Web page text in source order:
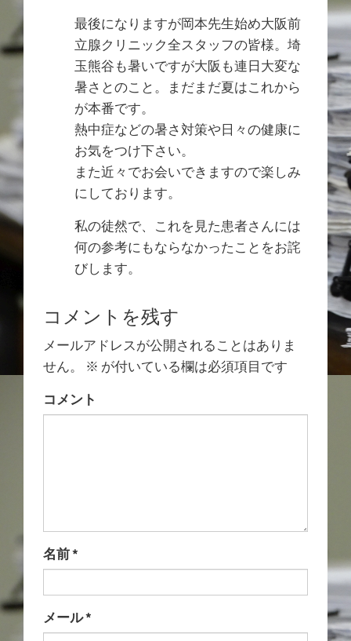
最後になりますが岡本先生始め大阪前
立腺クリニック全スタッフの皆様。埼
玉熊谷も暑いですが大阪も連日大変な
暑さとのこと。まだまだ夏はこれから
が本番です。
熱中症などの暑さ対策や日々の健康に
お気をつけ下さい。
また近々でお会いできますので楽しみ
にしております。
私の徒然で、これを見た患者さんには
何の参考にもならなかったことをお詫
びします。
コメントを残す
メールアドレスが公開されることはありま
せん。
※ が付いている欄は必須項目です
コメント
名前*
メール*